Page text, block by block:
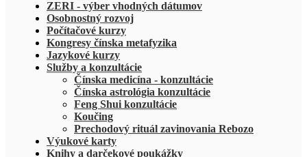
ZERI - výber vhodných dátumov
Osobnostný rozvoj
Počítačové kurzy
Kongresy čínska metafyzika
Jazykové kurzy
Služby a konzultácie
Čínska medicína - konzultácie
Čínska astrológia konzultácie
Feng Shui konzultácie
Koučing
Prechodový rituál zavinovania Rebozo
Výukové karty
Knihy a darčekové poukážky